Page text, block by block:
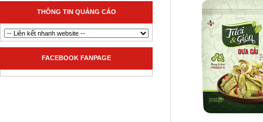
THÔNG TIN QUẢNG CÁO
FACEBOOK FANPAGE